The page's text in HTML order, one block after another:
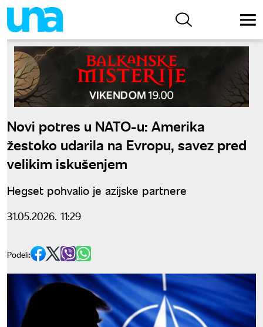
Novi potres u NATO-u: Amerika
žestoko udarila na Evropu, savez pred
velikim iskušenjem
Hegset pohvalio je azijske partnere
31.05.2026. 11:29
Podeli: